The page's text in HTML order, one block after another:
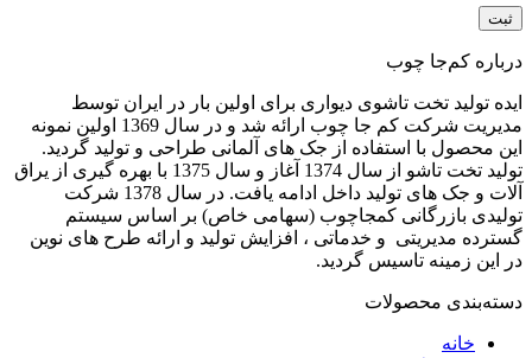
درباره کم‌جا چوب
ایده تولید تخت تاشوی دیواری برای اولین بار در ایران توسط
مدیریت شرکت کم جا چوب ارائه شد و در سال 1369 اولین نمونه
این محصول با استفاده از جک های آلمانی طراحی و تولید گردید.
تولید تخت تاشو از سال 1374 آغاز و سال 1375 با بهره گیری از یراق
آلات و جک های تولید داخل ادامه یافت. در سال 1378 شرکت
تولیدی بازرگانی کمجاچوب (سهامی خاص) بر اساس سیستم
گسترده مدیریتی و خدماتی ، افزایش تولید و ارائه طرح های نوین
در این زمینه تاسیس گردید.
دسته‌بندی محصولات
خانه